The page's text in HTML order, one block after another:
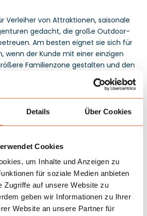
Details Über Cookies
Cookies
um Inhalte und Anzeigen zu
für soziale Medien anbieten
Zugriffe auf unsere Website zu
geben wir Informationen zu Ihrer
Website an unsere Partner für
Verleiher von Attraktionen, saisonale
gedacht, die große Outdoor-
Am besten eignet sie sich für
wenn der Kunde mit einer einzigen
Familienzone gestalten und den
Stunden aufrechterhalten möchte. Die
Norm EN14960 erleichtert den Einsatz
kommerziellen Veranstaltungen mit
und die 3-jährige Garantie